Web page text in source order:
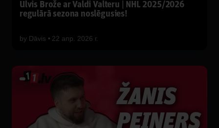
Ulvis Brože ar Valdi Valteru | NHL 2025/2026
regulārā sezona noslēgusies!
by Dāvis 22 апр. 2026 г.